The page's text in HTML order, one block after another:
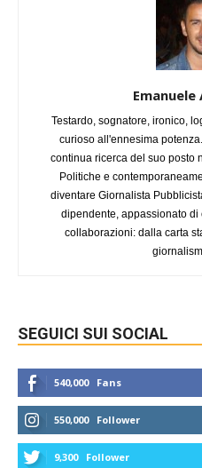
Testardo, sognatore, ironico,
curioso all'ennesima
continua ricerca del suo posto
Politiche e
diventare Giornalista
dipendente, appassionato di
collaborazioni: dalla carta
SEGUICI SUI SOCIAL
540,000 Fans
550,000 Follower
9,300 Follower